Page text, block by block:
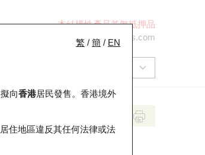
本結構性產品並無抵押品
ol-hkwarrants@ubs.com
繁 / 簡 / EN
向香港居民發售。香港境外
住地區違反其任何法律或法